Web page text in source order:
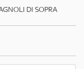
DI SOPRA